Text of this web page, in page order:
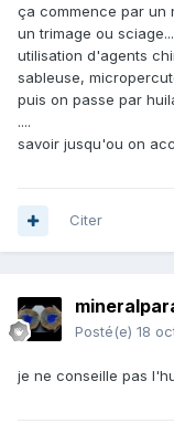
ça commence par un
un trimage ou sciage...
utilisation d'agents
sableuse,
puis on passe par
....
savoir jusqu'ou on
Citer
Posté(e) 18
je ne conseille pas